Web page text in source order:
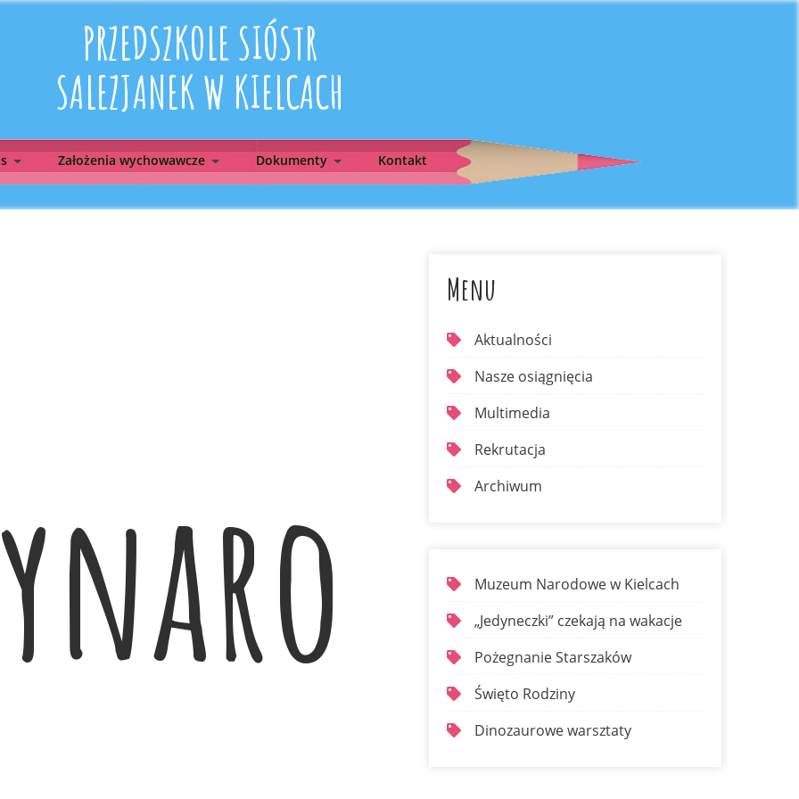
PRZEDSZKOLE SIÓSTR
SALEZJANEK W KIELCACH
Założenia wychowawcze Dokumenty Kontakt
Menu
Aktualności
Nasze osiągnięcia
Multimedia
Rekrutacja
Archiwum
Muzeum Narodowe w Kielcach
„Jedyneczki” czekają na wakacje
Pożegnanie Starszaków
Święto Rodziny
Dinozaurowe warsztaty